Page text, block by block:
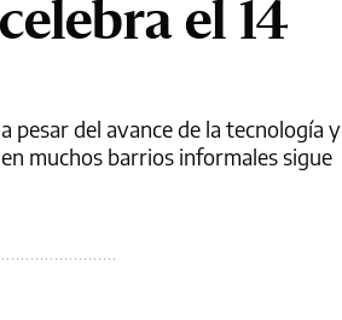
el 14
pesar del avance de la tecnología y
muchos barrios informales sigue